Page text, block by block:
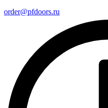
order@pfdoors.ru